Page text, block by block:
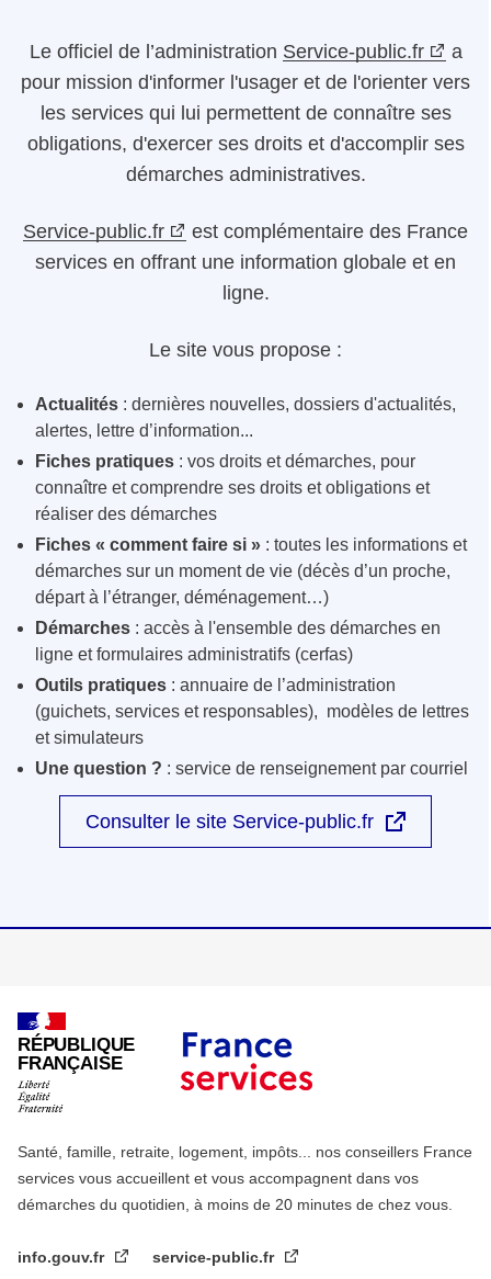
Le officiel de l’administration Service-public.fr
a
pour mission d'informer l'usager et de l'orienter vers
les services qui lui permettent de connaître ses
obligations, d'exercer ses droits et d'accomplir ses
démarches administratives.
Service-public.fr
est complémentaire des France
services en offrant une information globale et en
ligne.
Le site vous propose :
Actualités : dernières nouvelles, dossiers d'actualités,
alertes, lettre d’information...
Fiches pratiques : vos droits et démarches, pour
connaître et comprendre ses droits et obligations et
réaliser des démarches
Fiches « comment faire si » : toutes les informations et
démarches sur un moment de vie (décès d’un proche,
départ à l’étranger, déménagement…)
Démarches : accès à l'ensemble des démarches en
ligne et formulaires administratifs (cerfas)
Outils pratiques : annuaire de l’administration
(guichets, services et responsables), modèles de lettres
et simulateurs
Une question ? : service de renseignement par courriel
Consulter le site Service-public.fr
RÉPUBLIQUE
FRANÇAISE
Santé, famille, retraite, logement, impôts... nos conseillers France
services vous accueillent et vous accompagnent dans vos
démarches du quotidien, à moins de 20 minutes de chez vous.
info.gouv.fr service-public.fr